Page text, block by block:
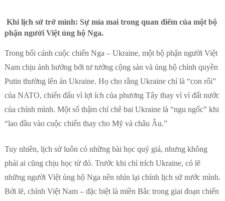
Khi lịch sử trở mình: Sự mỉa mai trong quan điểm của một bộ
phận người Việt ủng hộ Nga.
Trong bối cảnh cuộc chiến Nga – Ukraine, một bộ phận người Việt
Nam chịu ảnh hưởng bởi tư tưởng cộng sản và ủng hộ chính quyền
Putin thường lên án Ukraine. Họ cho rằng Ukraine chỉ là “con rối”
của NATO, chiến đấu vì lợi ích của phương Tây thay vì vì đất nước
của chính mình. Một số thậm chí chê bai Ukraine là “ngu ngốc” khi
“lao đầu vào cuộc chiến thay cho Mỹ và châu Âu.”
Tuy nhiên, lịch sử luôn có những bài học quý giá, nhưng không
phải ai cũng chịu học từ đó. Trước khi chỉ trích Ukraine, có lẽ
những người Việt ủng hộ Nga nên nhìn lại chính lịch sử nước mình.
Bởi lẽ, chính Việt Nam – đặc biệt là miền Bắc trong giai đoạn chiến